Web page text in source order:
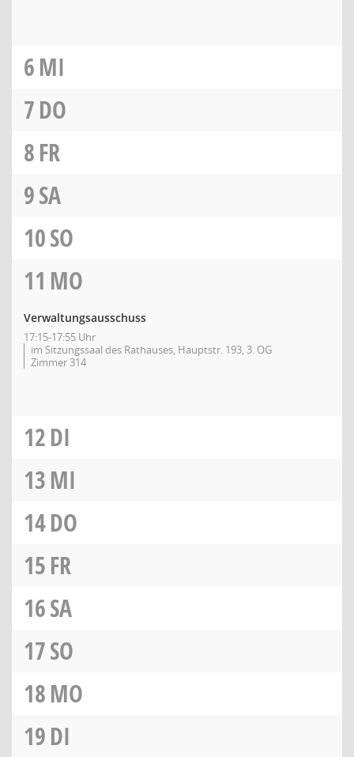
6MI
7DO
8FR
9SA
10SO
11 MO
Verwaltungsausschuss
17:15-17:55 Uhr
im Sitzungssaal des Rathauses, Hauptstr. 193, 3. OG
Zimmer 314
12DI
13MI
14DO
15FR
16SA
17SO
18MO
19DI